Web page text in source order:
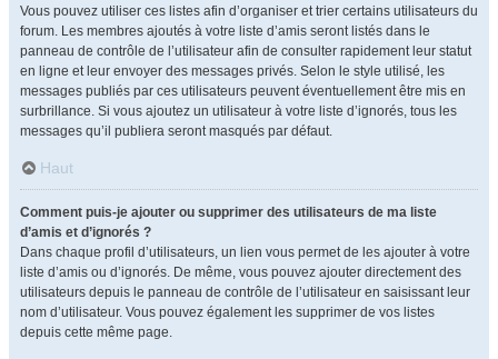
Vous pouvez utiliser ces listes afin d’organiser et trier certains utilisateurs du
forum. Les membres ajoutés à votre liste d’amis seront listés dans le
panneau de contrôle de l’utilisateur afin de consulter rapidement leur statut
en ligne et leur envoyer des messages privés. Selon le style utilisé, les
messages publiés par ces utilisateurs peuvent éventuellement être mis en
surbrillance. Si vous ajoutez un utilisateur à votre liste d’ignorés, tous les
messages qu’il publiera seront masqués par défaut.
Haut
Comment puis-je ajouter ou supprimer des utilisateurs de ma liste
d’amis et d’ignorés ?
Dans chaque profil d’utilisateurs, un lien vous permet de les ajouter à votre
liste d’amis ou d’ignorés. De même, vous pouvez ajouter directement des
utilisateurs depuis le panneau de contrôle de l’utilisateur en saisissant leur
nom d’utilisateur. Vous pouvez également les supprimer de vos listes
depuis cette même page.